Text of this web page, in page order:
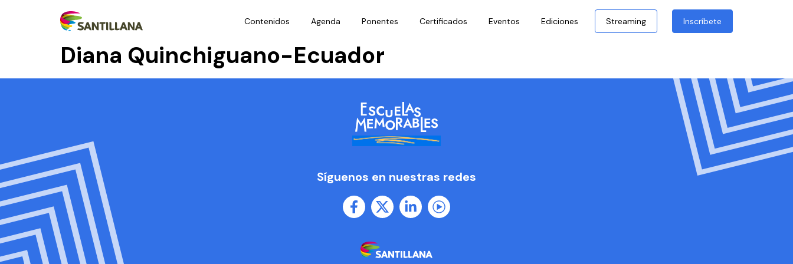
Contenidos Agenda Ponentes Certificados Eventos Ediciones Streaming Inscríbete
Diana Quinchiguano-Ecuador
Síguenos en nuestras redes